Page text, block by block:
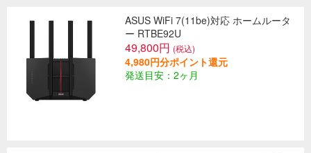
ASUS WiFi 7(11be)対応 ホームルータ
ー RTBE92U
49,800円 (税込)
4,980円分ポイント還元
発送目安：2ヶ月